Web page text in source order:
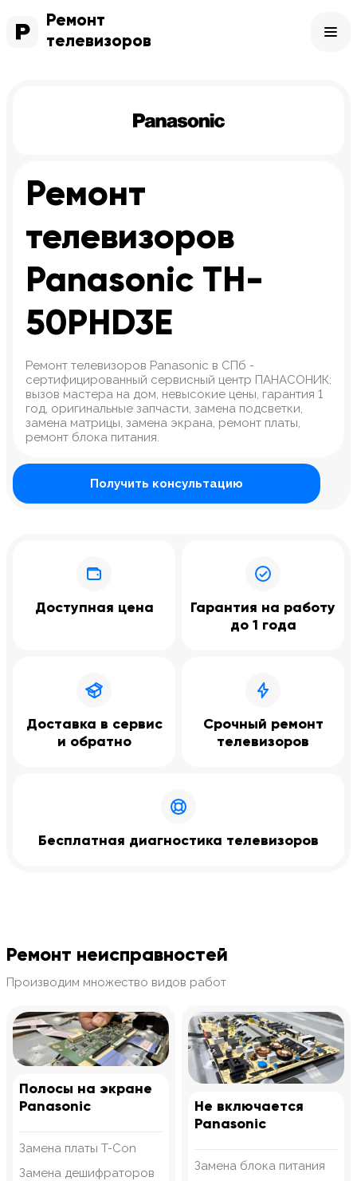
Ремонт
телевизоров
Ремонт
телевизоров
Panasonic TH-
50PHD3E
Ремонт телевизоров Panasonic в СПб -
сертифицированный сервисный центр ПАНАСОНИК:
вызов мастера на дом, невысокие цены, гарантия 1
год, оригинальные запчасти, замена подсветки,
замена матрицы, замена экрана, ремонт платы,
ремонт блока питания.
Получить консультацию
Доступная цена
Гарантия на работу
до 1 года
Доставка в сервис
и обратно
Срочный ремонт
телевизоров
Бесплатная диагностика телевизоров
Ремонт неисправностей
Производим множество видов работ
Полосы на экране
Panasonic
Замена платы T-Con
Замена дешифраторов
Не включается
Panasonic
Замена блока питания